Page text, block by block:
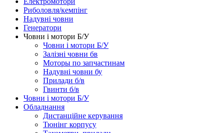
Риболовля/кемпінг
Надувні човни
Генератори
Човни і мотори Б/У
Човни і мотори Б/У
Залізні човни бв
Моторы по запчастинам
Надувні човни бу
Прилади б/в
Гвинти б/в
Човни і мотори Б/У
Обладнання
Дистанційне керування
Тюнінг корпусу